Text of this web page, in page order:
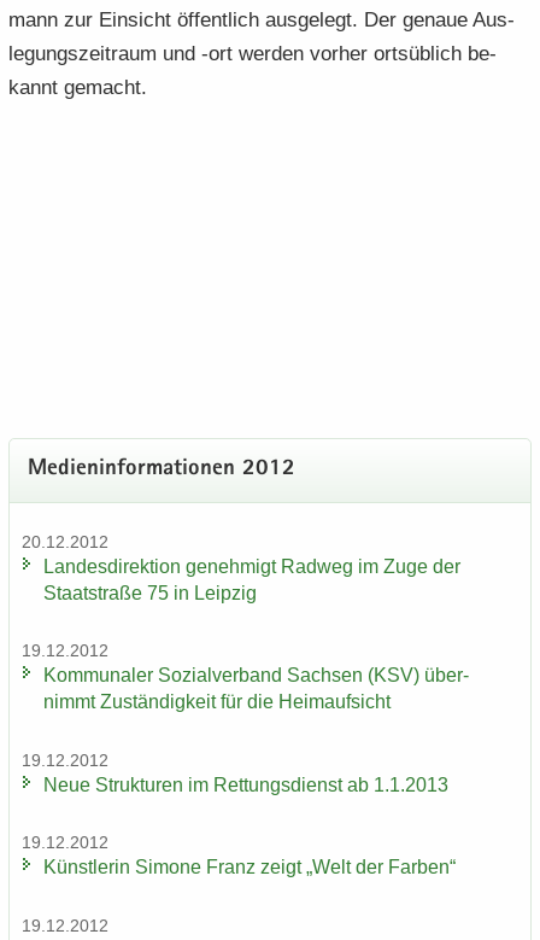
mann zur Ein­sicht öf­fent­lich aus­ge­legt. Der ge­naue Aus­
le­gungs­zeit­raum und -ort wer­den vor­her orts­üb­lich be­
kannt ge­macht.
Me­di­en­in­for­ma­tio­nen 2012
20.12.2012
Lan­des­di­rek­ti­on ge­neh­migt Rad­weg im Zuge der
Staat­stra­ße 75 in Leip­zig
19.12.2012
Kom­mu­na­ler So­zi­al­ver­band Sach­sen (KSV) über­
nimmt Zu­stän­dig­keit für die Heim­auf­sicht
19.12.2012
Neue Struk­tu­ren im Ret­tungs­dienst ab 1.1.2013
19.12.2012
Künst­le­rin Si­mo­ne Franz zeigt „Welt der Far­ben“
19.12.2012